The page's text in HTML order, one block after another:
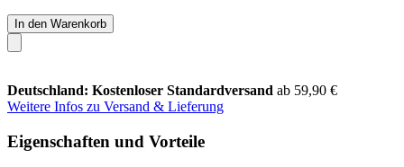
In den Warenkorb
Deutschland: Kostenloser Standardversand ab 59,90 €
Weitere Infos zu Versand & Lieferung
Eigenschaften und Vorteile